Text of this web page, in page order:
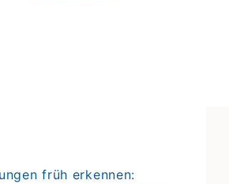
früh erkennen: